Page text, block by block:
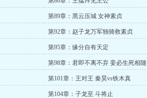
第89章：黑云压城 女神素贞
第92章：赵子龙万军独骑救素贞
第95章：缘分自有天定
第98章：君即不离不弃 妾必生死相随
第101章：王对王 秦昊vs铁木真
第104章：子龙至 斗将止